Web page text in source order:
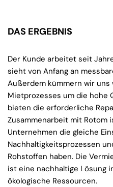
DAS ERGEBNIS
Der Kunde arbeitet seit
sieht von Anfang an
Außerdem kümmern wir uns
Mietprozesses um die hohe
bieten die erforderliche
Zusammenarbeit mit Rotom
Unternehmen die gleiche
Nachhaltigkeitsprozessen
Rohstoffen haben. Die
ist eine nachhaltige Lösung
ökologische Ressourcen.